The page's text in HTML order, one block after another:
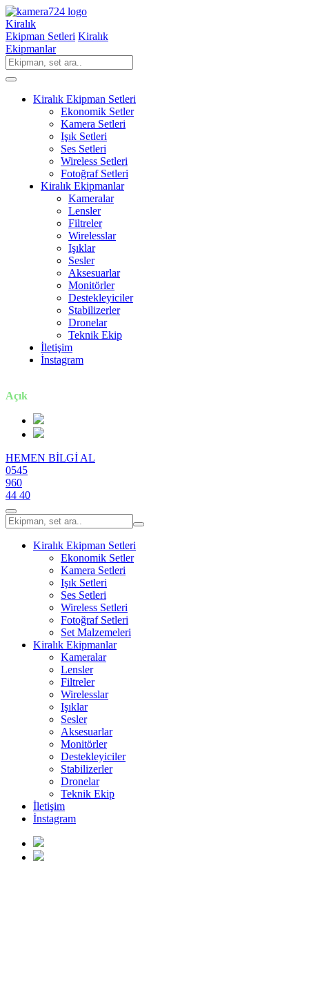
Kiralık
Ekipman Setleri Kiralık
Ekipmanlar
Kiralık Ekipman Setleri
Ekonomik Setler
Kamera Setleri
Işık Setleri
Ses Setleri
Wireless Setleri
Fotoğraf Setleri
Kiralık Ekipmanlar
Kameralar
Lensler
Filtreler
Wirelesslar
Işıklar
Sesler
Aksesuarlar
Monitörler
Destekleyiciler
Stabilizerler
Dronelar
Teknik Ekip
İletişim
İnstagram
Açık
HEMEN BİLGİ AL
0545
960
44 40
Kiralık Ekipman Setleri
Ekonomik Setler
Kamera Setleri
Işık Setleri
Ses Setleri
Wireless Setleri
Fotoğraf Setleri
Set Malzemeleri
Kiralık Ekipmanlar
Kameralar
Lensler
Filtreler
Wirelesslar
Işıklar
Sesler
Aksesuarlar
Monitörler
Destekleyiciler
Stabilizerler
Dronelar
Teknik Ekip
İletişim
İnstagram